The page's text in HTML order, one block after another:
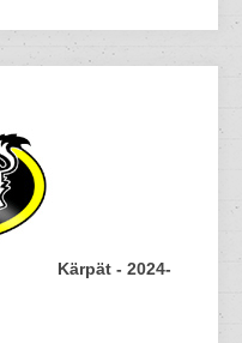
Kärpät - 2024-